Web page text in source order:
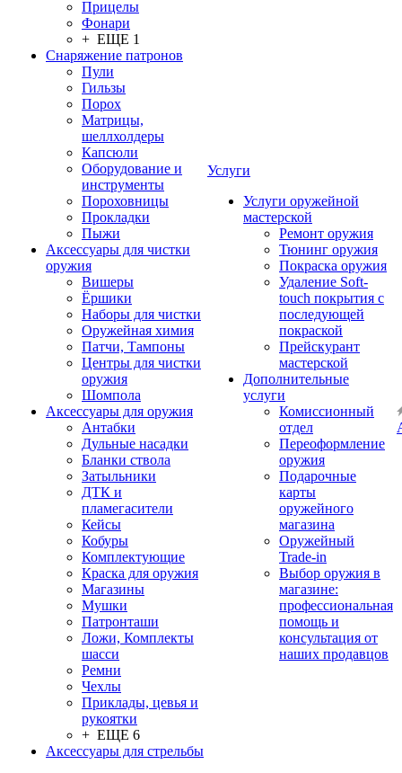
Прицелы
Фонари
+ ЕЩЕ 1
Снаряжение патронов
Пули
Гильзы
Порох
Матрицы,
шеллхолдеры
Капсюли
Оборудование и
инструменты
Пороховницы
Прокладки
Пыжи
Аксессуары для чистки
оружия
Вишеры
Ёршики
Наборы для чистки
Оружейная химия
Патчи, Тампоны
Центры для чистки
оружия
Шомпола
Аксессуары для оружия
Антабки
Дульные насадки
Бланки ствола
Затыльники
ДТК и
пламегасители
Кейсы
Кобуры
Комплектующие
Краска для оружия
Магазины
Мушки
Патронташи
Ложи, Комплекты
шасси
Ремни
Чехлы
Приклады, цевья и
рукоятки
+ ЕЩЕ 6
Аксессуары для стрельбы
Услуги
Услуги оружейной
мастерской
Ремонт оружия
Тюнинг оружия
Покраска оружия
Удаление Soft-
touch покрытия с
последующей
покраской
Прейскурант
мастерской
Дополнительные
услуги
Комиссионный
отдел
Переоформление
оружия
Подарочные
карты
оружейного
магазина
Оружейный
Trade-in
Выбор оружия в
магазине:
профессиональная
помощь и
консультация от
наших продавцов